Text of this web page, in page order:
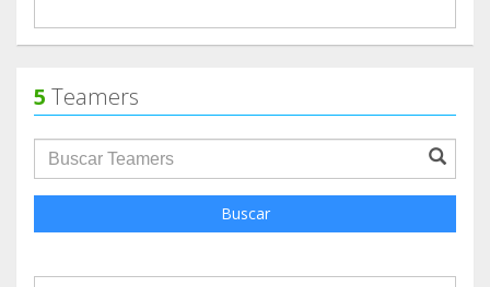
5 Teamers
groupProfile.searchForm.search.text???
Buscar